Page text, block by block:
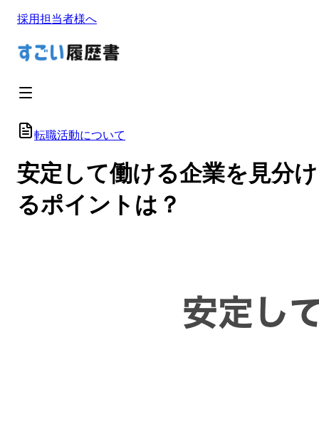
採用担当者様へ
転職活動について
安定して働ける企業を見分け
るポイントは？